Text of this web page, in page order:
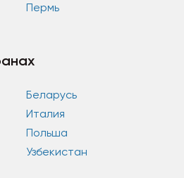
Пермь
Беларусь
Италия
Польша
Узбекистан